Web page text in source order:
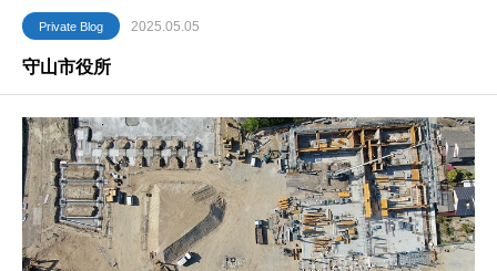
Private Blog 2025.05.05
守山市役所